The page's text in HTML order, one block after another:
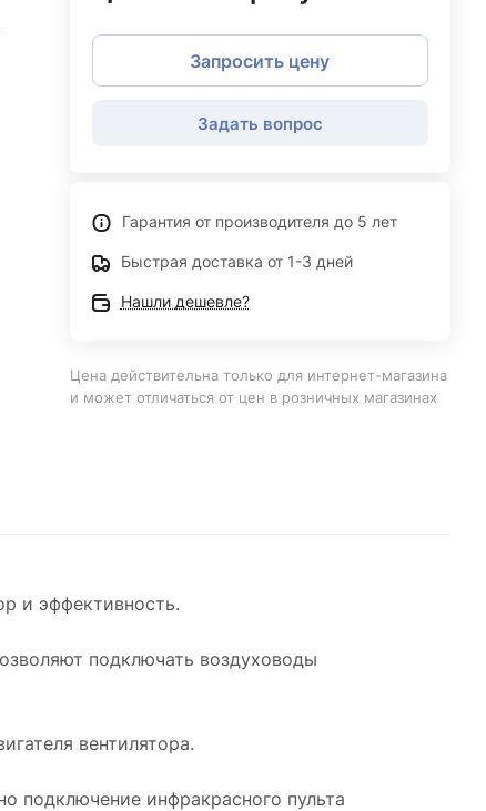
Запросить цену
Задать вопрос
Гарантия от производителя до 5 лет
Быстрая доставка от 1-3 дней
Нашли дешевле?
Цена действительна только для интернет-магазина
и может отличаться от цен в розничных магазинах
и эффективность.
подключать воздуховоды
вентилятора.
подключение инфракрасного пульта